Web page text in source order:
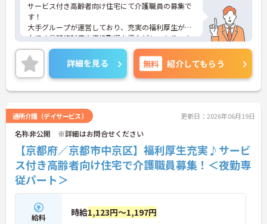
サービス付き高齢者向け住宅にて介護職員の募集で
す！
大手グループが運営しており、充実の福利厚生が魅
力です◎研修制度や資格取得支援などしっかりスキ
ルアップすることも可能です。
ご興味のある方には、面接対策ポイントなど、さら
に詳細をご案内しますのでお気軽にご相談くださ
い！
詳細を見る 無料 紹介してもらう
通所介護（デイサービス） 更新日：2026年06月19日
名称非公開 ※詳細はお問合せください
【京都府／京都市中京区】福利厚生充実♪サービ
ス付き高齢者向け住宅で介護職員募集！＜夜勤専
従パート＞
給料 時給1,123円～1,197円